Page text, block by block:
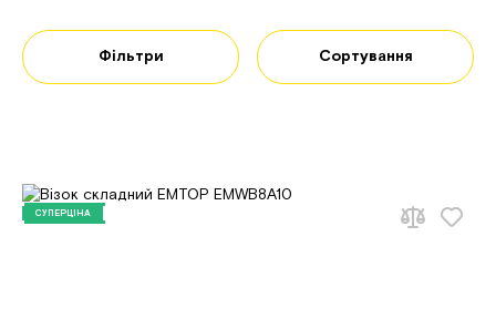
Фільтри Сортування
СУПЕРЦІНА